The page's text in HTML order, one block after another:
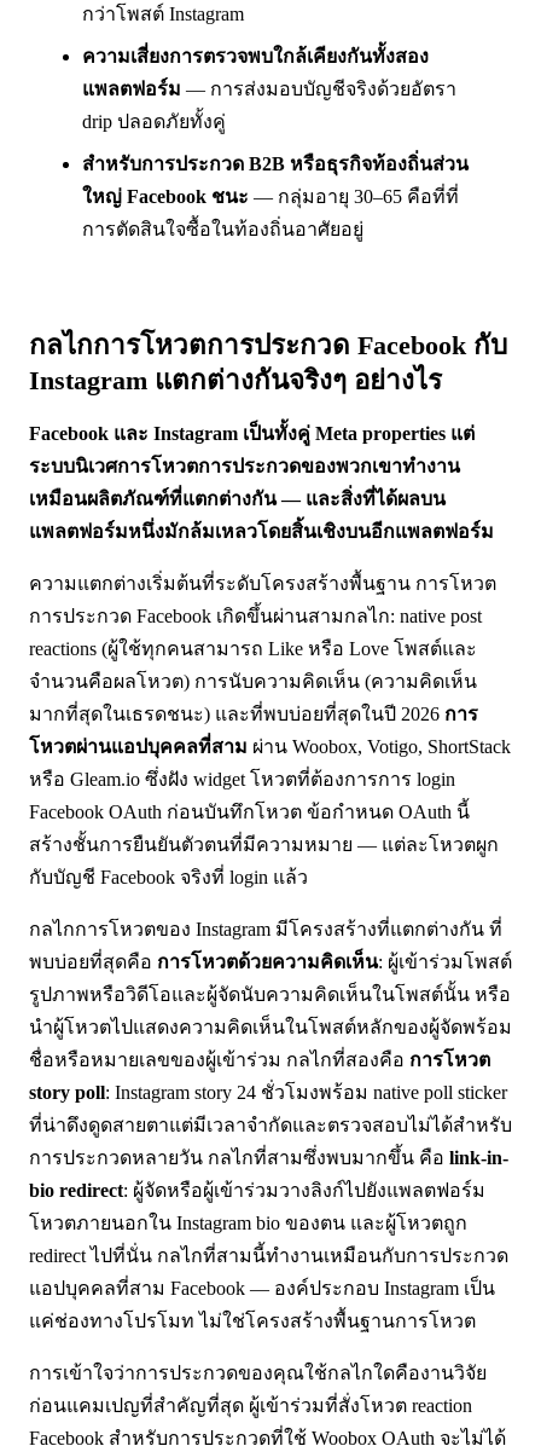
กว่าโพสต์ Instagram
ความเสี่ยงการตรวจพบใกล้เคียงกันทั้งสอง
แพลตฟอร์ม — การส่งมอบบัญชีจริงด้วยอัตรา
drip ปลอดภัยทั้งคู่
สำหรับการประกวด B2B หรือธุรกิจท้องถิ่นส่วน
ใหญ่ Facebook ชนะ — กลุ่มอายุ 30–65 คือที่ที่
การตัดสินใจซื้อในท้องถิ่นอาศัยอยู่
กลไกการโหวตการประกวด Facebook กับ
Instagram แตกต่างกันจริงๆ อย่างไร
Facebook และ Instagram เป็นทั้งคู่ Meta properties แต่
ระบบนิเวศการโหวตการประกวดของพวกเขาทำงาน
เหมือนผลิตภัณฑ์ที่แตกต่างกัน — และสิ่งที่ได้ผลบน
แพลตฟอร์มหนึ่งมักล้มเหลวโดยสิ้นเชิงบนอีกแพลตฟอร์ม
ความแตกต่างเริ่มต้นที่ระดับโครงสร้างพื้นฐาน การโหวต
การประกวด Facebook เกิดขึ้นผ่านสามกลไก: native post
reactions (ผู้ใช้ทุกคนสามารถ Like หรือ Love โพสต์และ
จำนวนคือผลโหวต) การนับความคิดเห็น (ความคิดเห็น
มากที่สุดในเธรดชนะ) และที่พบบ่อยที่สุดในปี 2026 การ
โหวตผ่านแอปบุคคลที่สาม ผ่าน Woobox, Votigo, ShortStack
หรือ Gleam.io ซึ่งฝัง widget โหวตที่ต้องการการ login
Facebook OAuth ก่อนบันทึกโหวต ข้อกำหนด OAuth นี้
สร้างชั้นการยืนยันตัวตนที่มีความหมาย — แต่ละโหวตผูก
กับบัญชี Facebook จริงที่ login แล้ว
กลไกการโหวตของ Instagram มีโครงสร้างที่แตกต่างกัน ที่
พบบ่อยที่สุดคือ การโหวตด้วยความคิดเห็น: ผู้เข้าร่วมโพสต์
รูปภาพหรือวิดีโอและผู้จัดนับความคิดเห็นในโพสต์นั้น หรือ
นำผู้โหวตไปแสดงความคิดเห็นในโพสต์หลักของผู้จัดพร้อม
ชื่อหรือหมายเลขของผู้เข้าร่วม กลไกที่สองคือ การโหวต
story poll: Instagram story 24 ชั่วโมงพร้อม native poll sticker
ที่น่าดึงดูดสายตาแต่มีเวลาจำกัดและตรวจสอบไม่ได้สำหรับ
การประกวดหลายวัน กลไกที่สามซึ่งพบมากขึ้น คือ link-in-
bio redirect: ผู้จัดหรือผู้เข้าร่วมวางลิงก์ไปยังแพลตฟอร์ม
โหวตภายนอกใน Instagram bio ของตน และผู้โหวตถูก
redirect ไปที่นั่น กลไกที่สามนี้ทำงานเหมือนกับการประกวด
แอปบุคคลที่สาม Facebook — องค์ประกอบ Instagram เป็น
แค่ช่องทางโปรโมท ไม่ใช่โครงสร้างพื้นฐานการโหวต
การเข้าใจว่าการประกวดของคุณใช้กลไกใดคืองานวิจัย
ก่อนแคมเปญที่สำคัญที่สุด ผู้เข้าร่วมที่สั่งโหวต reaction
Facebook สำหรับการประกวดที่ใช้ Woobox OAuth จะไม่ได้